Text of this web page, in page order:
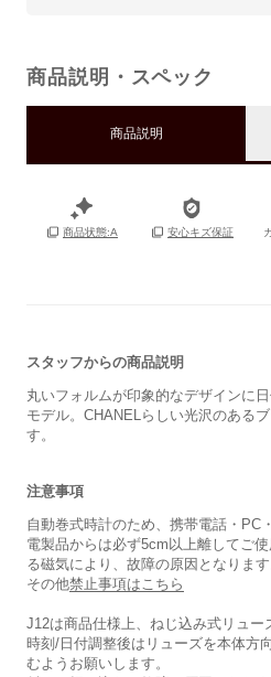
商品説明・スペック
商品説明
商品状態:A 安心キズ保証
スタッフからの商品説明
丸いフォルムが印象的なデザインに
モデル。CHANELらしい光沢のある
す。
注意事項
自動巻式時計のため、携帯電話・PC
電製品からは必ず5cm以上離してご
る磁気により、故障の原因となりま
その他禁止事項はこちら
J12は商品仕様上、ねじ込み式リュー
時刻/日付調整後はリューズを本体方
むようお願いします。
保証書